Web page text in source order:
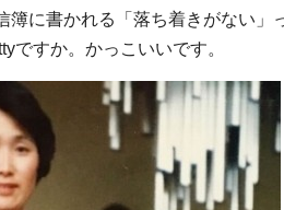
簿に書かれる「落ち着きがない」
ですか。かっこいいです。